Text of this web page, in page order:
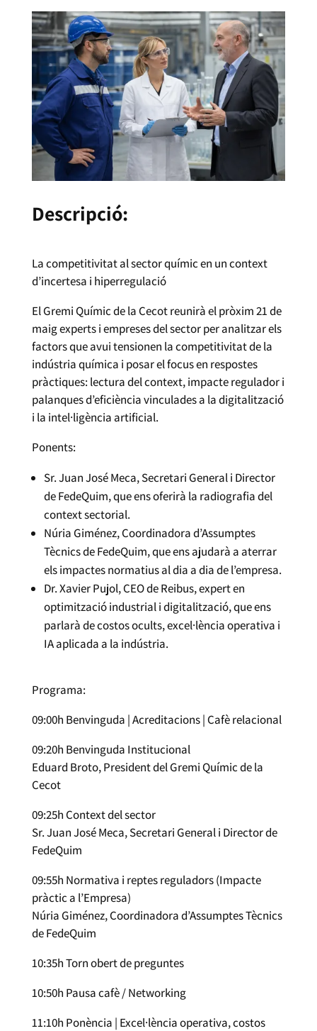
Descripció:
La competitivitat al sector químic en un context
d’incertesa i hiperregulació
El Gremi Químic de la Cecot reunirà el pròxim 21 de
maig experts i empreses del sector per analitzar els
factors que avui tensionen la competitivitat de la
indústria química i posar el focus en respostes
pràctiques: lectura del context, impacte regulador i
palanques d’eficiència vinculades a la digitalització
i la intel·ligència artificial.
Ponents:
Sr. Juan José Meca, Secretari General i Director
de FedeQuim, que ens oferirà la radiografia del
context sectorial.
Núria Giménez, Coordinadora d’Assumptes
Tècnics de FedeQuim, que ens ajudarà a aterrar
els impactes normatius al dia a dia de l’empresa.
Dr. Xavier Pujol, CEO de Reibus, expert en
optimització industrial i digitalització, que ens
parlarà de costos ocults, excel·lència operativa i
IA aplicada a la indústria.
Programa:
09:00h Benvinguda | Acreditacions | Cafè relacional
09:20h Benvinguda Institucional
Eduard Broto, President del Gremi Químic de la
Cecot
09:25h Context del sector
Sr. Juan José Meca, Secretari General i Director de
FedeQuim
09:55h Normativa i reptes reguladors (Impacte
pràctic a l’Empresa)
Núria Giménez, Coordinadora d’Assumptes Tècnics
de FedeQuim
10:35h Torn obert de preguntes
10:50h Pausa cafè / Networking
11:10h Ponència | Excel·lència operativa, costos